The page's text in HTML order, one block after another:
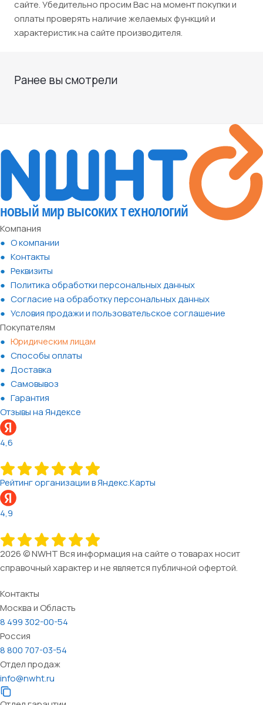
сайте. Убедительно просим Вас на момент покупки и
оплаты проверять наличие желаемых функций и
характеристик на сайте производителя.
Ранее вы смотрели
Компания
О компании
Контакты
Реквизиты
Политика обработки персональных данных
Согласие на обработку персональных данных
Условия продажи и пользовательское соглашение
Покупателям
Юридическим лицам
Способы оплаты
Доставка
Самовывоз
Гарантия
Отзывы на Яндексе
4,6
Рейтинг организации в Яндекс.Карты
4,9
2026 © NWHT Вся информация на сайте о товарах носит
справочный характер и не является публичной офертой.
Контакты
Москва и Область
8 499 302-00-54
Россия
8 800 707-03-54
Отдел продаж
info@nwht.ru